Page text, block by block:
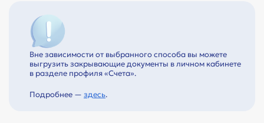
Вне зависимости от выбранного способа вы можете
выгрузить закрывающие документы в личном кабинете
в разделе профиля «Счета».
Подробнее — здесь.